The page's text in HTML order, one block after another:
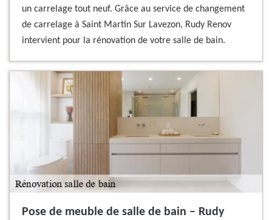
un carrelage tout neuf. Grâce au service de changement
de carrelage à Saint Martin Sur Lavezon, Rudy Renov
intervient pour la rénovation de votre salle de bain.
Pose de meuble de salle de bain – Rudy